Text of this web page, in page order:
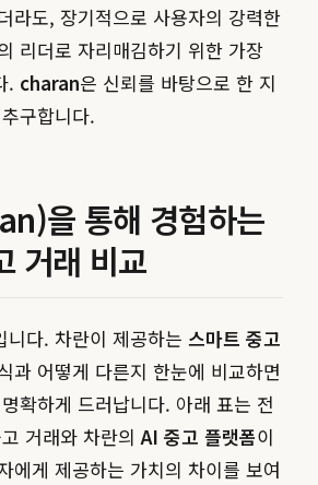
라도, 장기적으로 사용자의 강력한
리더로 자리매김하기 위한 가장
. charan은 신뢰를 바탕으로 한 지
구합니다.
을 통해 경험하는
거래 비교
니다. 차란이 제공하는 스마트 중고
과 어떻게 다른지 한눈에 비교하면
확하게 드러납니다. 아래 표는 전
거래와 차란의AI 중고 플랫폼이
에게 제공하는 가치의 차이를 보여